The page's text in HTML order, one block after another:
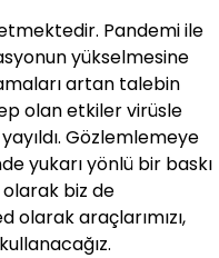
Pandemi ile
yükselmesine
artan talebin
olan etkiler virüsle
Gözlemlemeye
yukarı yönlü bir baskı
biz de
olarak araçlarımızı,